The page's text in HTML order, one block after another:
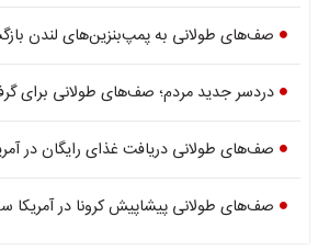
صف‌های طولانی به پمپ‌‌بنزین‌های لندن
دردسر جدید مردم؛ صف‌های طولانی برای
صف‌های طولانی دریافت غذای رایگان در
صف‌های طولانی پیشاپیش کرونا در